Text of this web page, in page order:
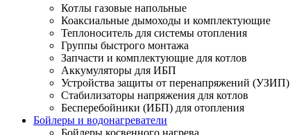
Котлы газовые напольные
Коаксиальные дымоходы и комплектующие
Теплоноситель для системы отопления
Группы быстрого монтажа
Запчасти и комплектующие для котлов
Аккумуляторы для ИБП
Устройства защиты от перенапряжений (УЗИП)
Стабилизаторы напряжения для котлов
Бесперебойники (ИБП) для отопления
Бойлеры и водонагреватели
Бойлеры косвенного нагрева